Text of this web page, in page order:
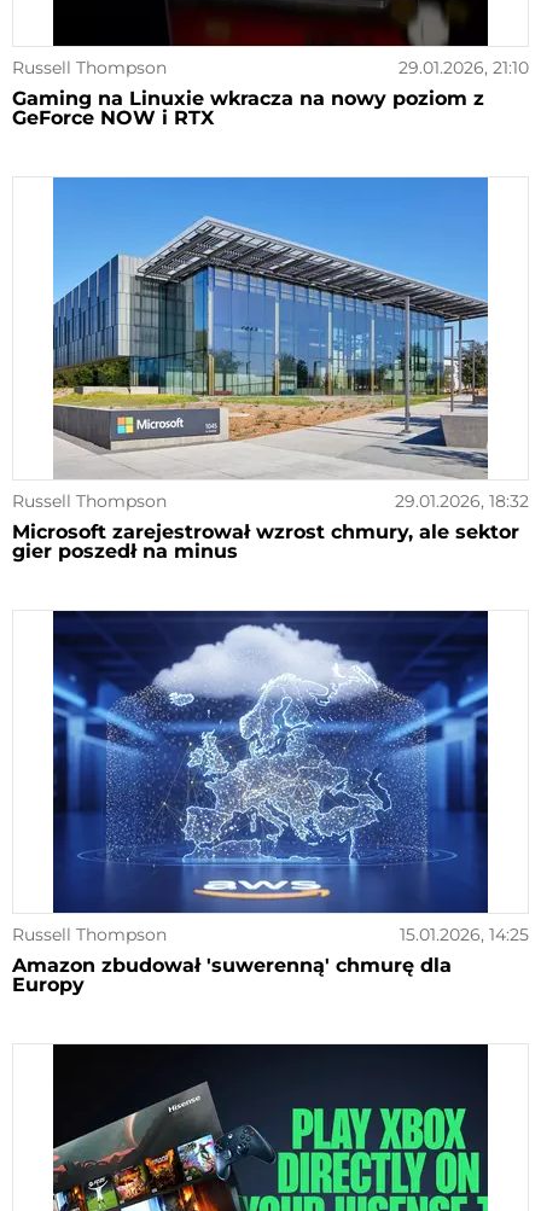
Russell Thompson 29.01.2026, 21:10
Gaming na Linuxie wkracza na nowy poziom z
GeForce NOW i RTX
Russell Thompson 29.01.2026, 18:32
Microsoft zarejestrował wzrost chmury, ale sektor
gier poszedł na minus
Russell Thompson 15.01.2026, 14:25
Amazon zbudował 'suwerenną' chmurę dla
Europy